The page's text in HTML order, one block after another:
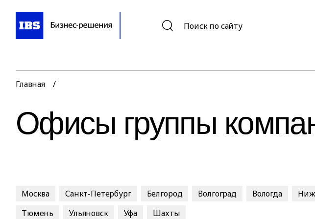
Поиск по сайту
Главная /
Офисы группы
Москва Санкт-Петербург Белгород Волгоград Вологда
Тюмень
Ульяновск Уфа Шахты